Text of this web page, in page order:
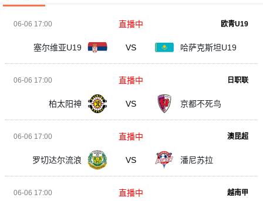
06-06 17:00 欧青U19
塞尔维亚U19 VS 哈萨克斯坦U19
直播中
06-06 17:00 日职联
柏太阳神 VS 京都不死鸟
直播中
06-06 17:00 澳昆超
罗切达尔流浪 VS 潘尼苏拉
直播中
06-06 17:00 越南甲
直播中